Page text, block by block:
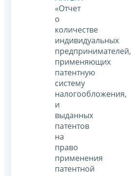
«Отчет
о
количестве
индивидуальных
предпринимателей,
применяющих
патентную
систему
налогообложения,
и
выданных
патентов
на
право
применения
патентной